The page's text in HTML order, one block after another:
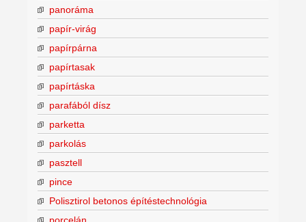
panoráma
papír-virág
papírpárna
papírtasak
papírtáska
parafából dísz
parketta
parkolás
pasztell
pince
Polisztirol betonos építéstechnológia